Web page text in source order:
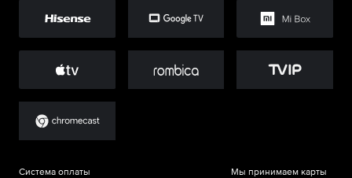
Система оплаты Мы принимаем карты